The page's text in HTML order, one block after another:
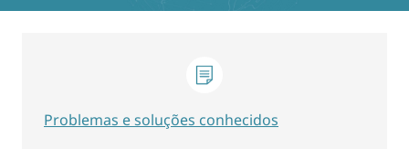
Problemas e soluções conhecidos